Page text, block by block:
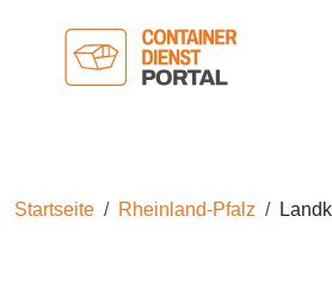
Startseite Rheinland-Pfalz